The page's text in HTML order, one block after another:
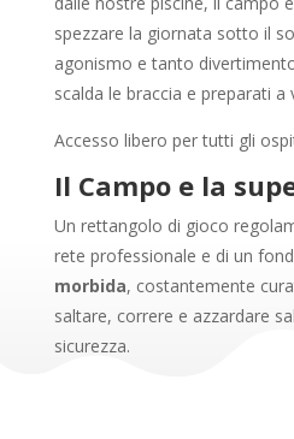
spezzare la giornata sotto il
agonismo e tanto
scalda le braccia e preparati a
Accesso libero per tutti gli
Il Campo e la
Un rettangolo di gioco
rete professionale e di un
morbida, costantemente
saltare, correre e azzardare
sicurezza.